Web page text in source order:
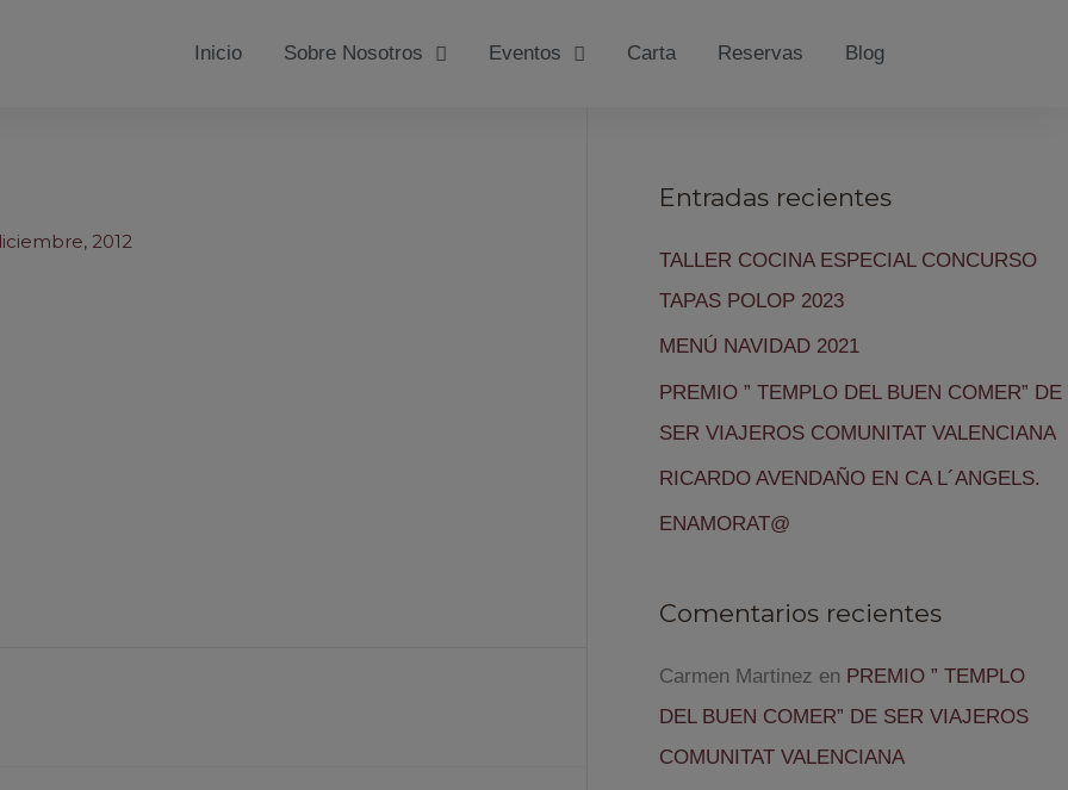
Inicio Sobre Nosotros Eventos Carta Reservas Blog
2012
Entradas recientes
TALLER COCINA ESPECIAL CONCURSO
TAPAS POLOP 2023
MENÚ NAVIDAD 2021
PREMIO ” TEMPLO DEL BUEN COMER” DE
SER VIAJEROS COMUNITAT VALENCIANA
RICARDO AVENDAÑO EN CA L´ANGELS.
ENAMORAT@
Comentarios recientes
Carmen Martinez en PREMIO ” TEMPLO
DEL BUEN COMER” DE SER VIAJEROS
COMUNITAT VALENCIANA